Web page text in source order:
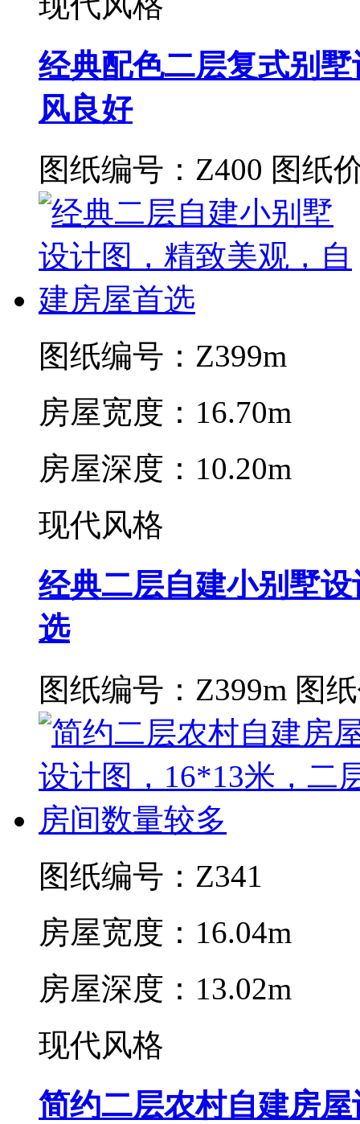
经典配色二层复式别
风良好
图纸编号：Z400 图纸
图纸编号：Z399m
房屋宽度：16.70m
房屋深度：10.20m
现代风格
经典二层自建小别墅
选
图纸编号：Z399m 图
图纸编号：Z341
房屋宽度：16.04m
房屋深度：13.02m
现代风格
简约二层农村自建房